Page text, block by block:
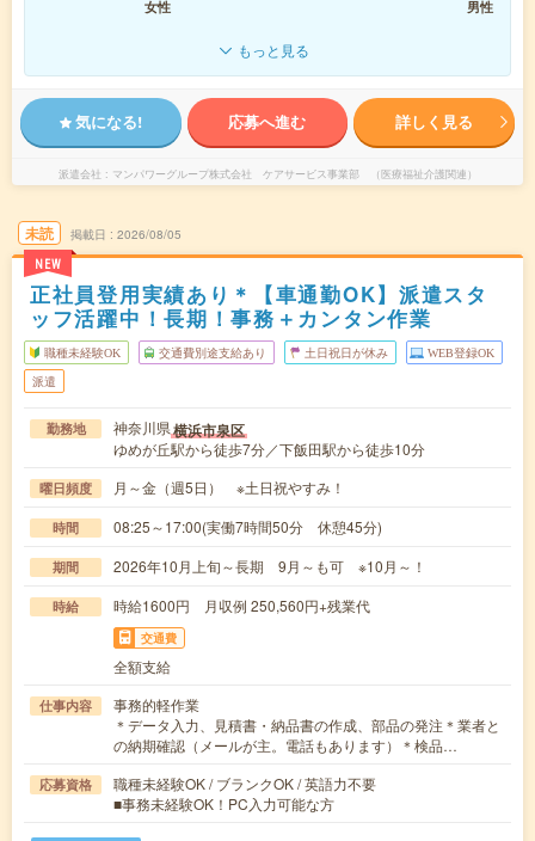
女性
男性
もっと見る
気になる! 応募へ進む 詳しく見る
派遣会社 マンパワーグループ株式会社 ケアサービス事業部 （医療福祉介護関連）
未読
NEW
掲載日 2026/08/05
正社員登用実績あり＊【車通勤OK】派遣スタ
ッフ活躍中！長期！事務＋カンタン作業
職種未経験OK 交通費別途支給あり 土日祝日が休み WEB登録OK
派遣
勤務地 神奈川県横浜市泉区
ゆめが丘駅から徒歩7分／下飯田駅から徒歩10分
曜日頻度 月～金（週5日） ※土日祝やすみ！
時間 08:25～17:00(実働7時間50分 休憩45分)
期間 2026年10月上旬～長期 9月～も可 ※10月～！
時給 時給1600円 月収例 250,560円+残業代
交通費
全額支給
仕事内容
事務的軽作業
＊データ入力、見積書・納品書の作成、部品の発注＊業者と
の納期確認（メールが主。電話もあります）＊検品…
応募資格
職種未経験OK / ブランクOK / 英語力不要
■事務未経験OK！PC入力可能な方